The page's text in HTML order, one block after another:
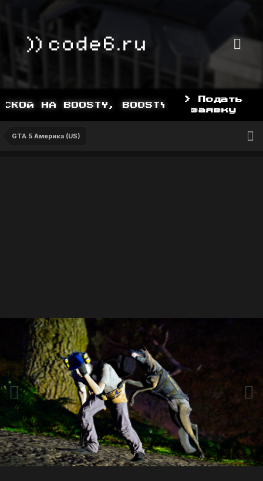
НА BOOSTY, BOOSTY.TO/YDDY
> Подать
заявку
GTA 5 Америка (US)